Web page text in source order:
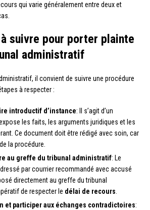
qui varie généralement entre deux et
suivre pour porter plainte
administratif
il convient de suivre une procédure
à respecter :
introductif d’instance: Il s’agit d’un
les faits, les arguments juridiques et les
Ce document doit être rédigé avec soin, car
la procédure.
au greffe du tribunal administratif: Le
par courrier recommandé avec accusé
directement au greffe du tribunal
de respecter le délai de recours.
et participer aux échanges contradictoires: